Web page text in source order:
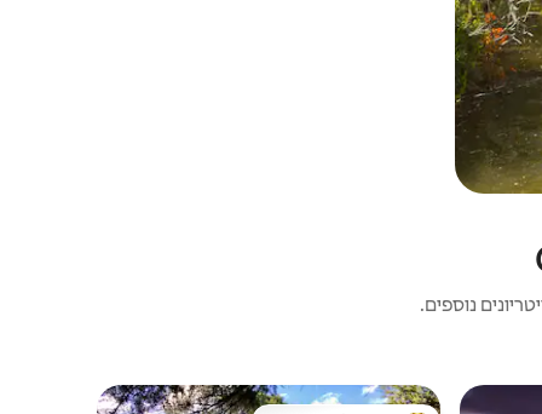
נוספים.